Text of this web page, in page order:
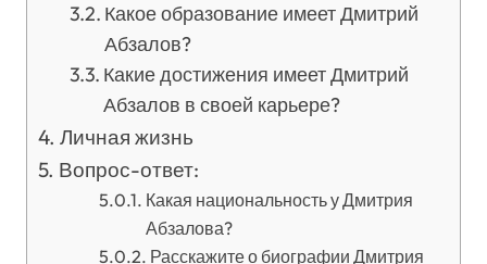
Какое образование имеет Дмитрий
Абзалов?
Какие достижения имеет Дмитрий
Абзалов в своей карьере?
Личная жизнь
Вопрос-ответ:
Какая национальность у Дмитрия
Абзалова?
Расскажите о биографии Дмитрия